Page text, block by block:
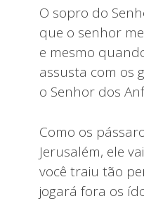
O sopro do
que o senhor
e mesmo
assusta com os
o Senhor dos
Como os
Jerusalém, ele
você traiu tão
jogará fora os